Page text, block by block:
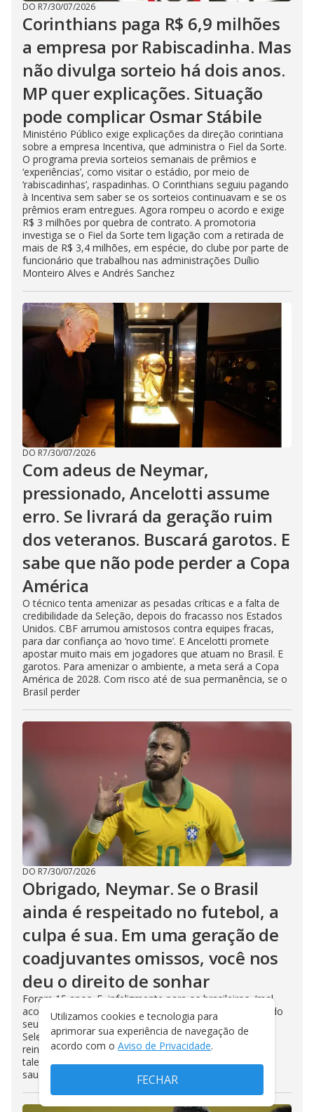
DO R7/30/07/2026
Corinthians paga R$ 6,9 milhões
a empresa por Rabiscadinha. Mas
não divulga sorteio há dois anos.
MP quer explicações. Situação
pode complicar Osmar Stábile
Ministério Público exige explicações da direção corintiana
sobre a empresa Incentiva, que administra o Fiel da Sorte.
O programa previa sorteios semanais de prêmios e
‘experiências’, como visitar o estádio, por meio de
‘rabiscadinhas’, raspadinhas. O Corinthians seguiu pagando
à Incentiva sem saber se os sorteios continuavam e se os
prêmios eram entregues. Agora rompeu o acordo e exige
R$ 3 milhões por quebra de contrato. A promotoria
investiga se o Fiel da Sorte tem ligação com a retirada de
mais de R$ 3,4 milhões, em espécie, do clube por parte de
funcionário que trabalhou nas administrações Duílio
Monteiro Alves e Andrés Sanchez
DO R7/30/07/2026
Com adeus de Neymar,
pressionado, Ancelotti assume
erro. Se livrará da geração ruim
dos veteranos. Buscará garotos. E
sabe que não pode perder a Copa
América
O técnico tenta amenizar as pesadas críticas e a falta de
credibilidade da Seleção, depois do fracasso nos Estados
Unidos. CBF arrumou amistosos contra equipes fracas,
para dar confiança ao ‘novo time’. E Ancelotti promete
apostar muito mais em jogadores que atuam no Brasil. E
garotos. Para amenizar o ambiente, a meta será a Copa
América de 2028. Com risco até de sua permanência, se o
Brasil perder
DO R7/30/07/2026
Obrigado, Neymar. Se o Brasil
ainda é respeitado no futebol, a
culpa é sua. Em uma geração de
coadjuvantes omissos, você nos
deu o direito de sonhar
Foram 15 anos. E, infelizmente para os brasileiros, ‘mal
acompanhado’. Cercado por jogadores sem a metade do
seu talento, coadjuvantes nos seus clubes, omissos na
Seleção. Travados nos momentos decisivos. Neymar
reinou sozinho. Isolado. Apesar de todos os erros, seu
talento tem de ser reverenciado no adeus à Seleção. A
saudade já incomoda
Utilizamos cookies e tecnologia para
aprimorar sua experiência de navegação de
acordo com o Aviso de Privacidade.
FECHAR